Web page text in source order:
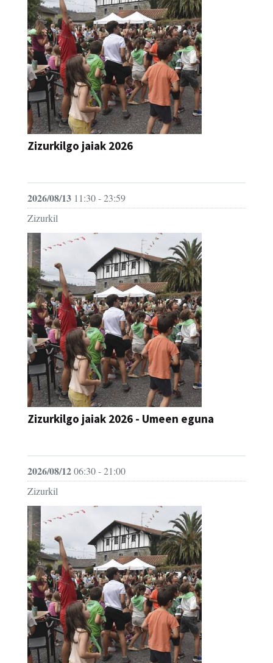
Zizurkilgo jaiak 2026
2026/08/13 11:30 - 23:59
Zizurkil
Zizurkilgo jaiak 2026 - Umeen eguna
2026/08/1206:30 - 21:00
Zizurkil